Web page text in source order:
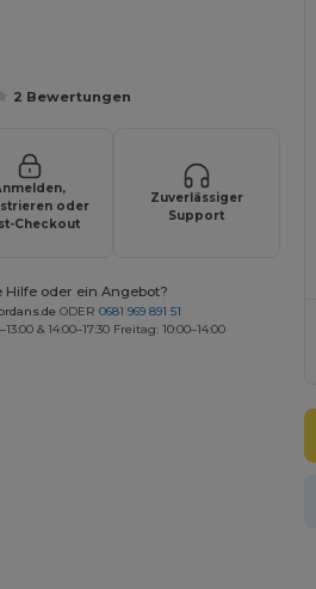
2 Bewertungen
oder
Checkout
Zuverlässiger
Support
oder ein Angebot?
ODER0681 969 891 51
& 14:00–17:30 Freitag: 10:00–14:00